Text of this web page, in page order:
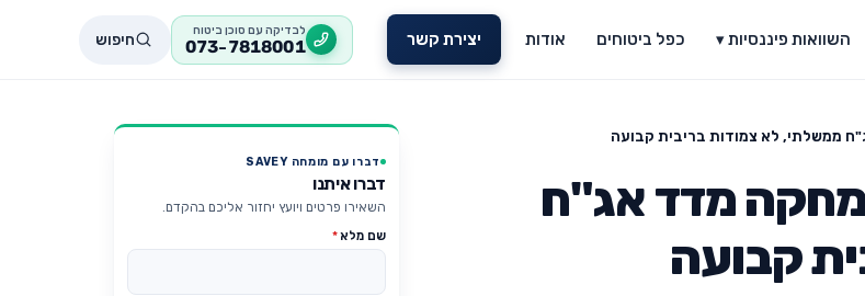
השוואות פיננסיות ▾ כפל ביטוחים אודות יצירת קשר לבדיקה עם סוכן ביטוח
073-7818001 חיפוש
ממשלתי, לא צמודות בריבית קבועה
מדד אג"ח
קבועה
דברו עם מומחה SAVEY
דברו איתנו
השאירו פרטים ויועץ יחזור אליכם בהקדם.
שם מלא*